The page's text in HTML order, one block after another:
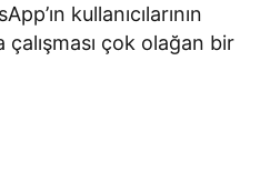
kullanıcılarının
çok olağan bir